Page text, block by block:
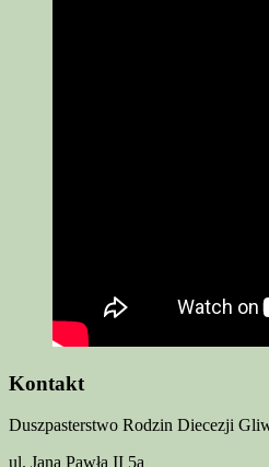
Kontakt
Duszpasterstwo Rodzin Diecezji
ul. Jana Pawła II 5a